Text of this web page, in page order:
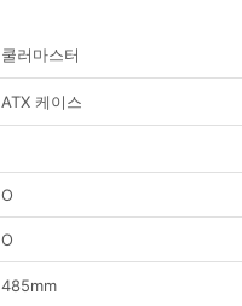
쿨러마스터
ATX 케이스
O
O
485mm